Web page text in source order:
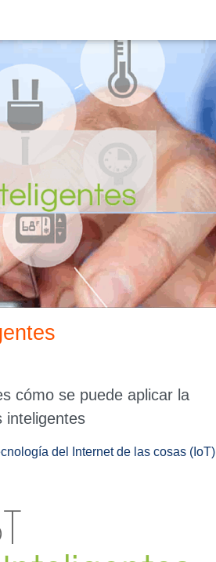
cómo se puede aplicar la
inteligentes
del Internet de las cosas (IoT)